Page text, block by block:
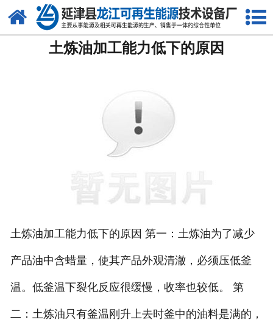
网站首页
关于我们
资质荣誉
联系我们
土炼油加工能力低下的原因
土炼油加工能力低下的原因 第一：土炼油为了减少
产品油中含蜡量，使其产品外观清澈，必须压低釜
温。低釜温下裂化反应很缓慢，收率也较低。 第
二：土炼油只有釜温刚升上去时釜中的油料是满的，